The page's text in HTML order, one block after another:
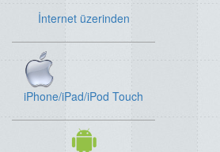
İnternet üzerinden
iPhone/iPad/iPod Touch